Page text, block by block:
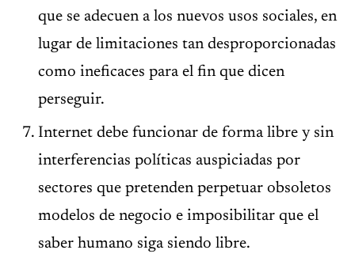
que se adecuen a los nuevos usos sociales, en
lugar de limitaciones tan desproporcionadas
como ineficaces para el fin que dicen
perseguir.
Internet debe funcionar de forma libre y sin
interferencias políticas auspiciadas por
sectores que pretenden perpetuar obsoletos
modelos de negocio e imposibilitar que el
saber humano siga siendo libre.